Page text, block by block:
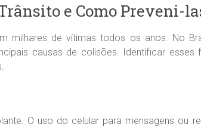
e Como Preveni-
milhares de vítimas todos os anos. No
causas de colisões. Identificar
O uso do celular para mensagens ou